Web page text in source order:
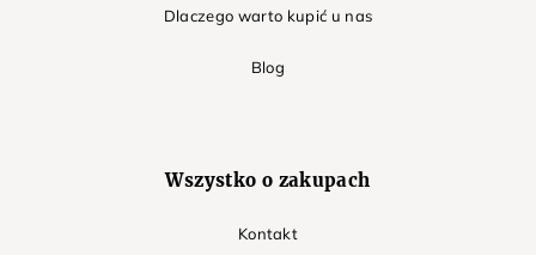
Dlaczego warto kupić u nas
Blog
Wszystko o zakupach
Kontakt